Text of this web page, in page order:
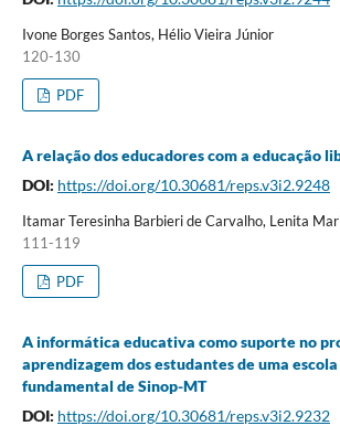
Ivone Borges Santos, Hélio Vieira Júnior
120-130
PDF
A relação dos educadores com a educação
DOI: https://doi.org/10.30681/reps.v3i2.9248
Itamar Teresinha Barbieri de Carvalho, Lenita
111-119
PDF
A informática educativa como suporte no
aprendizagem dos estudantes de uma
fundamental de Sinop-MT
DOI: https://doi.org/10.30681/reps.v3i2.9232